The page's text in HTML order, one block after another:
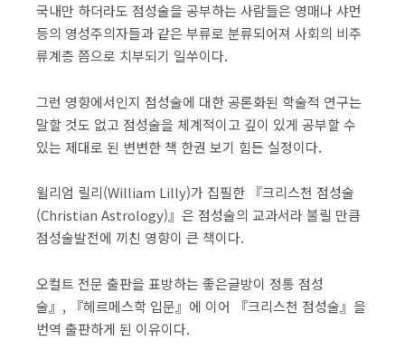
국내만 하더라도 점성술을 공부하는 사람들은 영매나 샤먼
등의 영성주의자들과 같은 부류로 분류되어져 사회의 비주
류계층 쯤으로 치부되기 일쑤이다.
그런 영향에서인지 점성술에 대한 공론화된 학술적 연구는
말할 것도 없고 점성술을 체계적이고 깊이 있게 공부할 수
있는 제대로 된 변변한 책 한권 보기 힘든 실정이다.
윌리엄 릴리(William Lilly)가 집필한 『크리스천 점성술
(Christian Astrology)』은 점성술의 교과서라 불릴 만큼
점성술발전에 끼친 영향이 큰 책이다.
오컬트 전문 출판을 표방하는 좋은글방이 정통 점성
술』, 『헤르메스학 입문』에 이어 『크리스천 점성술』을
번역 출판하게 된 이유이다.